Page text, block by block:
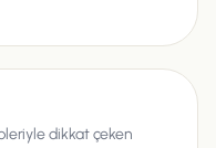
dikkat çeken